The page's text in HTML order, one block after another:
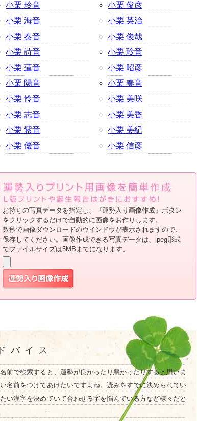
小栗 玲音
小栗 海音
小栗 奏音
小栗 詩音
小栗 蓮音
小栗 陽音
小栗 怜音
小栗 志音
小栗 紫音
小栗 優音
小栗 俊彦
小栗 英治
小栗 俊哉
小栗 玲音
小栗 昭彦
小栗 奏音
小栗 美咲
小栗 美香
小栗 美紀
小栗 信彦
お持ちの写真データを指定し、『運勢入り画像作成』ボタン
をクリックするだけで自動的に画像をお作りします。
数秒で画像ダウンロードのウインドウが表示されますので、
保存してください。画像作成できる写真データは、jpeg形式
でファイルサイズは5MBまでになります。
バイス
前で検索すると、運勢が良かったり悪かったりすると思いま
名前をつけてあげたいですよね。読みをすでに決められてい
い漢字を決めていて合わせる字を悩んでいる方など様々だと